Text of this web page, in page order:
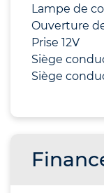
Lampe de
Ouverture
Prise 12V
Siège
Siège